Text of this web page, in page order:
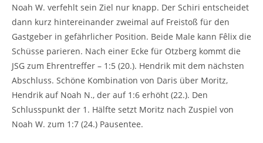
Noah W. verfehlt sein Ziel nur knapp. Der Schiri entscheidet
dann kurz hintereinander zweimal auf Freistoß für den
Gastgeber in gefährlicher Position. Beide Male kann Fêlix die
Schüsse parieren. Nach einer Ecke für Otzberg kommt die
JSG zum Ehrentreffer – 1:5 (20.). Hendrik mit dem nächsten
Abschluss. Schöne Kombination von Daris über Moritz,
Hendrik auf Noah N., der auf 1:6 erhöht (22.). Den
Schlusspunkt der 1. Hälfte setzt Moritz nach Zuspiel von
Noah W. zum 1:7 (24.) Pausentee.